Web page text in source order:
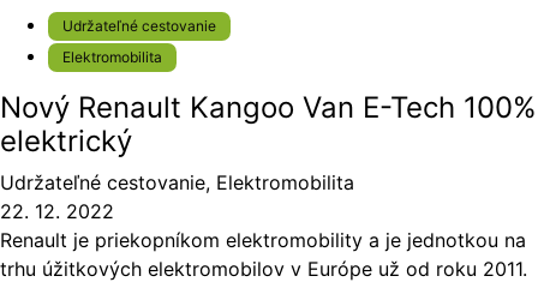
Udržateľné cestovanie
Elektromobilita
Nový Renault Kangoo Van E-Tech 100%
elektrický
Udržateľné cestovanie, Elektromobilita
22. 12. 2022
Renault je priekopníkom elektromobility a je jednotkou na
trhu úžitkových elektromobilov v Európe už od roku 2011.